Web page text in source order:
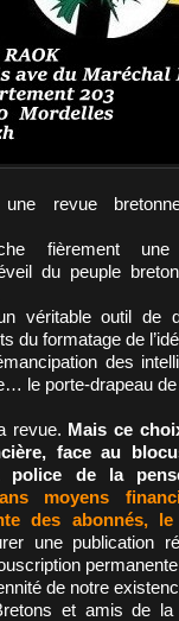
revue
fièrement
du peuple
véritable outil de
du formatage de
des
le porte-drapeau de
revue. Mais ce
face au
de la
moyens
des abonnés,
une publication
de notre
et amis de